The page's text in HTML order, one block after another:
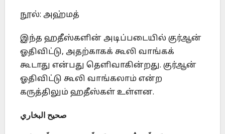
நூல்: அஹ்மத்
இந்த ஹதீஸ்களின் அடிப்படையில் குர்ஆன்
ஓதிவிட்டு, அதற்காகக் கூலி வாங்கக்
கூடாது என்பது தெளிவாகின்றது. குர்ஆன்
ஓதிவிட்டு கூலி வாங்கலாம் என்ற
கருத்திலும் ஹதீஸ்கள் உள்ளன.
صحيح البخاري